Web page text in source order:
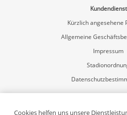
Kundendienst
Kürzlich angesehene
Allgemeine
Impressum
Mein Konto
Registrierung
Cookies helfen uns unsere